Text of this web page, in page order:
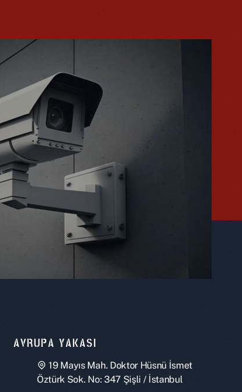
AVRUPA YAKASI
19 Mayıs Mah. Doktor Hüsnü İsmet
Öztürk Sok. No: 347 Şişli / İstanbul